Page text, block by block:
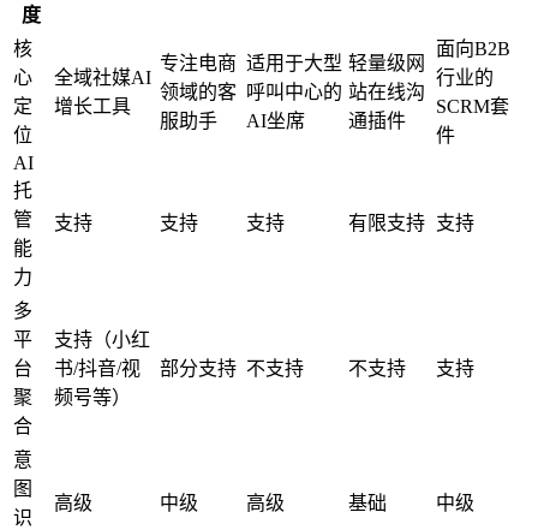
度
核
心
定
位
全域社媒AI
增长工具
专注电商
领域的客
服助手
适用于大型
呼叫中心的
AI坐席
轻量级网
站在线沟
通插件
面向B2B
行业的
SCRM套
件
AI
托
管
能
力
支持 支持 支持 有限支持 支持
多
平
台
聚
合
支持（小红
书/抖音/视
频号等）
部分支持 不支持 不支持 支持
意
图
识
高级 中级 高级 基础 中级